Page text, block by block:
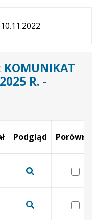
KOMUNIKAT
R. -
Podgląd Porównaj
wersji